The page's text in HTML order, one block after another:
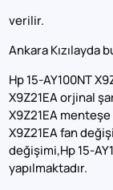
verilir.
Ankara Kızılayda
Hp 15-AY100NT
X9Z21EA orjinal
X9Z21EA
X9Z21EA fan
değişimi,Hp 15-
yapılmaktadır.